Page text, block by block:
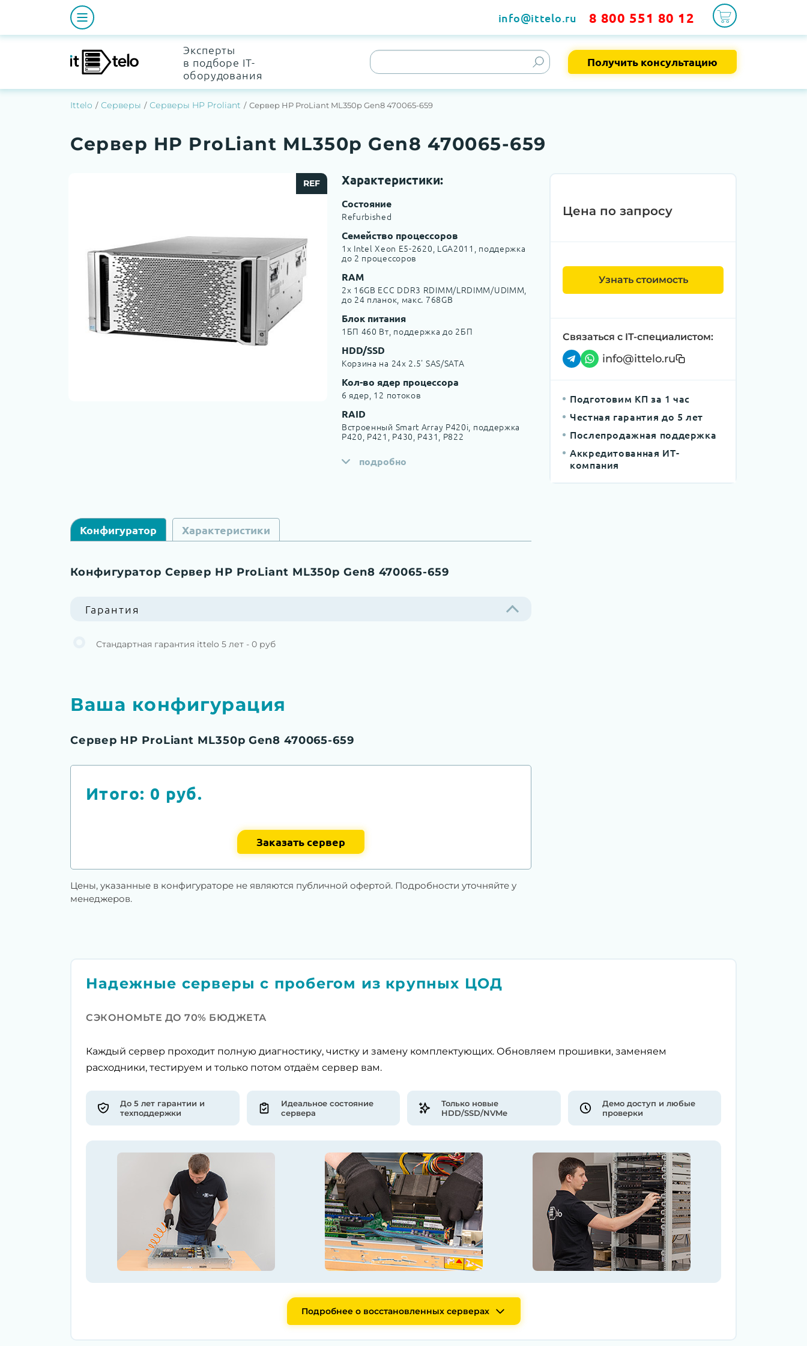
info@ittelo.ru 8 800 551 80 12
Эксперты
в подборе IT-
оборудования
Получить консультацию
Ittelo Серверы Серверы HP Proliant Сервер HP ProLiant ML350p Gen8 470065-659
Сервер HP ProLiant ML350p Gen8 470065-659
REF Характеристики:
Состояние
Refurbished
Семейство процессоров
1x Intel Xeon E5-2620, LGA2011, поддержка
до 2 процессоров
RAM
2x 16GB ECC DDR3 RDIMM/LRDIMM/UDIMM,
до 24 планок, макс. 768GB
Блок питания
1БП 460 Вт, поддержка до 2БП
HDD/SSD
Корзина на 24х 2.5' SAS/SATA
Кол-во ядер процессора
6 ядер, 12 потоков
RAID
Встроенный Smart Array P420i, поддержка
P420, P421, P430, P431, P822
подробно
Конфигуратор Характеристики
Конфигуратор Сервер HP ProLiant ML350p Gen8 470065-659
Гарантия
Стандартная гарантия ittelo 5 лет - 0 руб
Ваша конфигурация
Сервер HP ProLiant ML350p Gen8 470065-659
Итого: 0 руб.
Заказать сервер
Цены, указанные в конфигураторе не являются публичной офертой. Подробности уточняйте у
менеджеров.
Цена по запросу
Узнать стоимость
Связаться с IT-специалистом:
info@ittelo.ru
Подготовим КП за 1 час
Честная гарантия до 5 лет
Послепродажная поддержка
Аккредитованная ИТ-
компания
Надежные серверы с пробегом из крупных ЦОД
СЭКОНОМЬТЕ ДО 70% БЮДЖЕТА
Каждый сервер проходит полную диагностику, чистку и замену комплектующих. Обновляем прошивки, заменяем
расходники, тестируем и только потом отдаём сервер вам.
До 5 лет гарантии и
техподдержки
Идеальное состояние
сервера
Только новые
HDD/SSD/NVMe
Демо доступ и любые
проверки
Подробнее о восстановленных серверах